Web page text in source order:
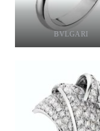
BVLGARI